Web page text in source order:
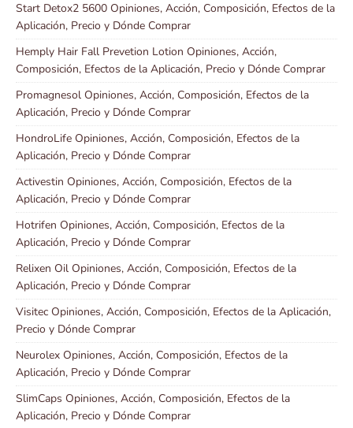
Start Detox2 5600 Opiniones, Acción, Composición, Efectos de la
Aplicación, Precio y Dónde Comprar
Hemply Hair Fall Prevetion Lotion Opiniones, Acción,
Composición, Efectos de la Aplicación, Precio y Dónde Comprar
Promagnesol Opiniones, Acción, Composición, Efectos de la
Aplicación, Precio y Dónde Comprar
HondroLife Opiniones, Acción, Composición, Efectos de la
Aplicación, Precio y Dónde Comprar
Activestin Opiniones, Acción, Composición, Efectos de la
Aplicación, Precio y Dónde Comprar
Hotrifen Opiniones, Acción, Composición, Efectos de la
Aplicación, Precio y Dónde Comprar
Relixen Oil Opiniones, Acción, Composición, Efectos de la
Aplicación, Precio y Dónde Comprar
Visitec Opiniones, Acción, Composición, Efectos de la Aplicación,
Precio y Dónde Comprar
Neurolex Opiniones, Acción, Composición, Efectos de la
Aplicación, Precio y Dónde Comprar
SlimCaps Opiniones, Acción, Composición, Efectos de la
Aplicación, Precio y Dónde Comprar